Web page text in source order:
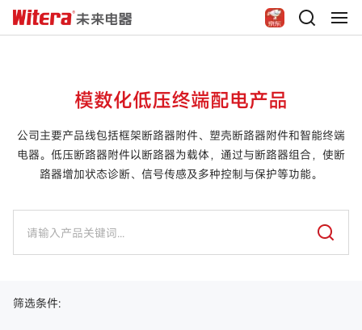
模数化低压终端配电产品
公司主要产品线包括框架断路器附件、塑壳断路器附件和智能终端
电器。低压断路器附件以断路器为载体，通过与断路器组合，使断
路器增加状态诊断、信号传感及多种控制与保护等功能。
筛选条件: